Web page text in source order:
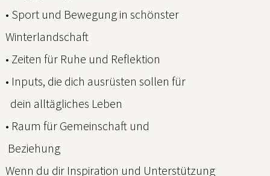
­• Sport und Bewegung in schönster
Winterlandschaft
• Zeiten für Ruhe und Reflektion
• Inputs, die dich ausrüsten sollen für
dein alltägliches Leben
• Raum für Gemeinschaft und
Beziehung
Wenn du dir Inspiration und Unterstützung